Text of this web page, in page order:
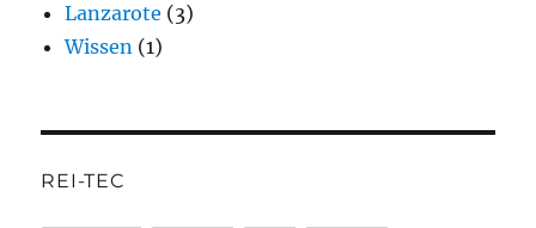
Lanzarote (3)
Wissen (1)
REI-TEC